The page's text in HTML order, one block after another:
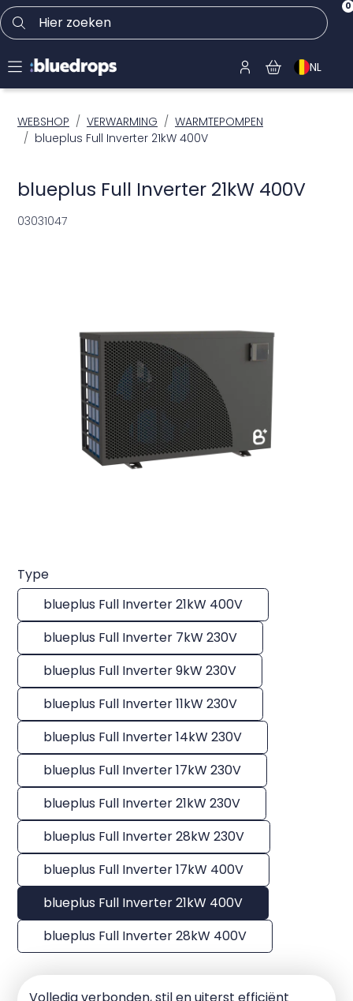
Hier zoeken 0
NL
WEBSHOP VERWARMING
WARMTEPOMPEN
blueplus Full Inverter 21kW 400V
blueplus Full Inverter 21kW 400V
03031047
Type
blueplus Full Inverter 21kW 400V
blueplus Full Inverter 7kW 230V
blueplus Full Inverter 9kW 230V
blueplus Full Inverter 11kW 230V
blueplus Full Inverter 14kW 230V
blueplus Full Inverter 17kW 230V
blueplus Full Inverter 21kW 230V
blueplus Full Inverter 28kW 230V
blueplus Full Inverter 17kW 400V
blueplus Full Inverter 21kW 400V
blueplus Full Inverter 28kW 400V